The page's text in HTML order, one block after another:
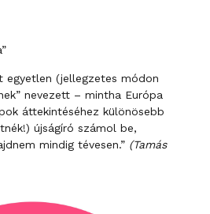
egyetlen (jellegzetes módon
nevezett – mintha Európa
áttekintéséhez különösebb
újságíró számol be,
mindig tévesen.” (Tamás